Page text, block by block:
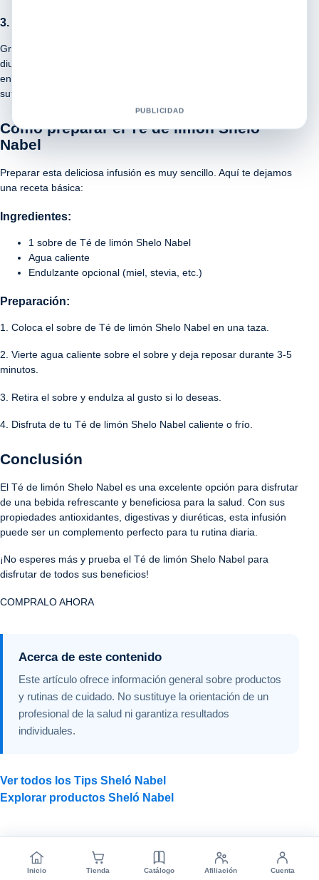
3. Efecto diurético
Gracias a su contenido de limón, este Té puede actuar como un
diurético natural, ayudando a eliminar toxinas y líquidos retenidos
en el cuerpo. Esto puede ser beneficioso para personas que
sufren de hinchazón y retención de líquidos.
Cómo preparar el Té de limón Shelo
Nabel
Preparar esta deliciosa infusión es muy sencillo. Aquí te dejamos
una receta básica:
Ingredientes:
1 sobre de Té de limón Shelo Nabel
Agua caliente
Endulzante opcional (miel, stevia, etc.)
Preparación:
1. Coloca el sobre de Té de limón Shelo Nabel en una taza.
2. Vierte agua caliente sobre el sobre y deja reposar durante 3-5
minutos.
3. Retira el sobre y endulza al gusto si lo deseas.
4. Disfruta de tu Té de limón Shelo Nabel caliente o frío.
Conclusión
El Té de limón Shelo Nabel es una excelente opción para disfrutar
de una bebida refrescante y beneficiosa para la salud. Con sus
propiedades antioxidantes, digestivas y diuréticas, esta infusión
puede ser un complemento perfecto para tu rutina diaria.
¡No esperes más y prueba el Té de limón Shelo Nabel para
disfrutar de todos sus beneficios!
COMPRALO AHORA
Acerca de este contenido
Este artículo ofrece información general sobre productos
y rutinas de cuidado. No sustituye la orientación de un
profesional de la salud ni garantiza resultados
individuales.
Ver todos los Tips Sheló Nabel
Explorar productos Sheló Nabel
Inicio Tienda Catálogo Afiliación Cuenta
PUBLICIDAD